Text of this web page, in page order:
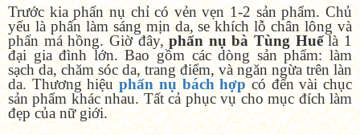
Trước kia phấn nụ chỉ có vẻn vẹn 1-2 sản phẩm. Chủ
yếu là phấn làm sáng mịn da, se khích lỗ chân lông và
phấn má hồng. Giờ đây,phấn nụ bà Tùng Huếlà 1
đại gia đình lớn. Bao gồm các dòng sản phẩm: làm
sạch da, chăm sóc da, trang điểm, và ngăn ngừa trên làn
da. Thương hiệuphấn nụ bách hợp có đến vài chục
sản phẩm khác nhau. Tất cả phục vụ cho mục đích làm
đẹp của nữ giới.